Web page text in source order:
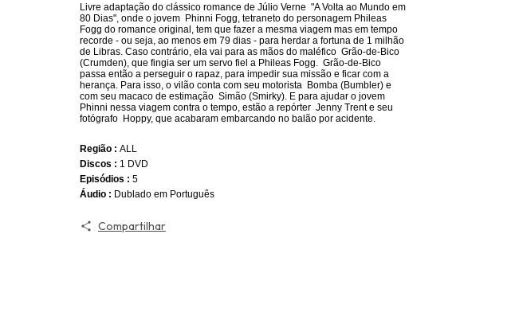
Livre adaptação do clássico romance de Júlio Verne "A Volta ao Mundo em
80 Dias", onde o jovem Phinni Fogg, tetraneto do personagem Phileas
Fogg do romance original, tem que fazer a mesma viagem mas em tempo
recorde - ou seja, ao menos em 79 dias - para herdar a fortuna de 1 milhão
de Libras. Caso contrário, ela vai para as mãos do maléfico Grão-de-Bico
(Crumden), que fingia ser um servo fiel a Phileas Fogg. Grão-de-Bico
passa então a perseguir o rapaz, para impedir sua missão e ficar com a
herança. Para isso, o vilão conta com seu motorista Bomba (Bumbler) e
com seu macaco de estimação Simão (Smirky). E para ajudar o jovem
Phinni nessa viagem contra o tempo, estão a repórter Jenny Trent e seu
fotógrafo Hoppy, que acabaram embarcando no balão por acidente.
Região : ALL
Discos : 1 DVD
Episódios : 5
Áudio : Dublado em Português
Compartilhar